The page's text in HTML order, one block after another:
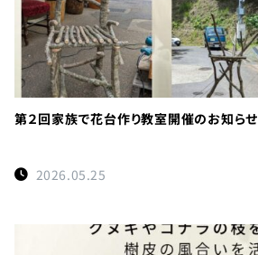
第２回家族で花台作り教室開催のお知らせ
2026.05.25